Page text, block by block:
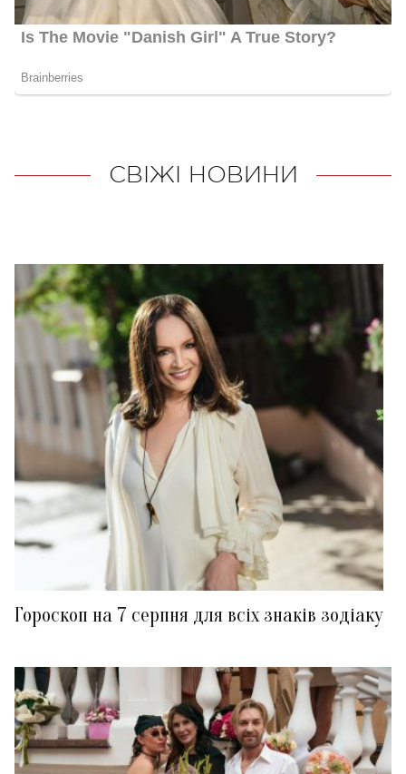
СВІЖІ НОВИНИ
Гороскоп на 7 серпня для всіх знаків зодіаку